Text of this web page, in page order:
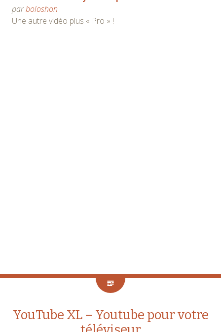
parboloshon
Une autre vidéo plus « Pro » !
YouTube XL – Youtube pour votre